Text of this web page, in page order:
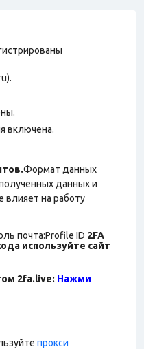
включена.
Формат данных
данных и
влияет на работу
почта:Profile ID 2FA
используйте сайт
2fa.live: Нажми
прокси